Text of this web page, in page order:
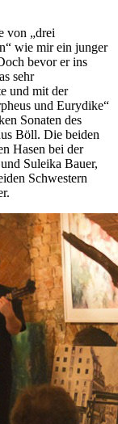
von „drei
wie mir ein junger
bevor er ins
sehr
und mit der
und Eurydike“
Sonaten des
Böll. Die beiden
Hasen bei der
Suleika Bauer,
Schwestern